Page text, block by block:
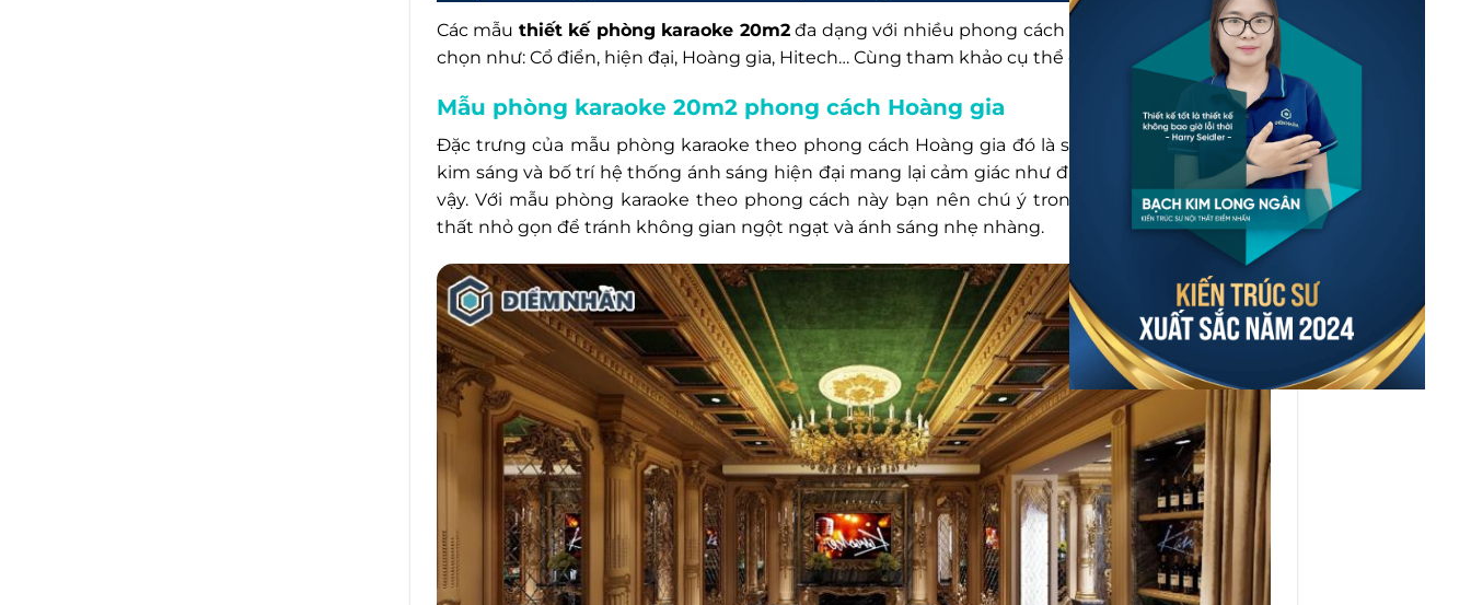
Các mẫu thiết kế phòng karaoke 20m2đa dạng với nhiều phong cách khác nhau cho bạn lựa
chọn như: Cổ điển, hiện đại, Hoàng gia, Hitech… Cùng tham khảo cụ thể dưới đây:
Mẫu phòng karaoke 20m2 phong cách Hoàng gia
Đặc trưng của mẫu phòng karaoke theo phong cách Hoàng gia đó là sử dụng tông màu hợp
kim sáng và bố trí hệ thống ánh sáng hiện đại mang lại cảm giác như đang cung điện lộng lẫy
vậy. Với mẫu phòng karaoke theo phong cách này bạn nên chú ý trong việc lựa chọn đồ nội
thất nhỏ gọn để tránh không gian ngột ngạt và ánh sáng nhẹ nhàng.